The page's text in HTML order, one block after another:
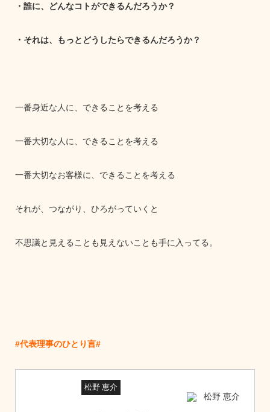
・誰に、どんなコトができるんだろうか？
・それは、もっとどうしたらできるんだろうか？
一番身近な人に、できることを考える
一番大切な人に、できることを考える
一番大切なお客様に、できることを考える
それが、つながり、ひろがっていくと
不思議と見えることも見えないことも手に入ってる。
#代表理事のひとり言#
松野 恵介